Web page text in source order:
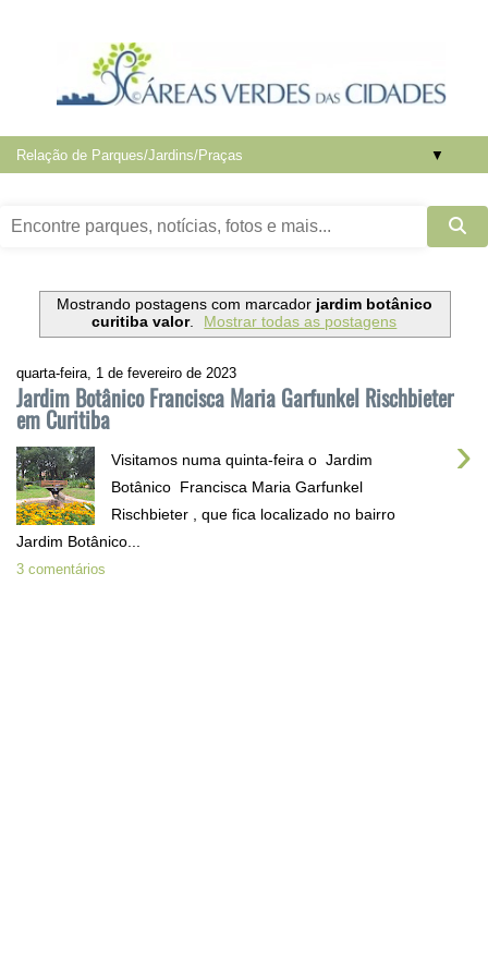
▼
Mostrando postagens com marcador jardim botânico
curitiba valor. Mostrar todas as postagens
quarta-feira, 1 de fevereiro de 2023
Jardim Botânico Francisca Maria Garfunkel Rischbieter
em Curitiba
›
Visitamos numa quinta-feira o Jardim
Botânico Francisca Maria Garfunkel
Rischbieter , que fica localizado no bairro
Jardim Botânico...
3 comentários